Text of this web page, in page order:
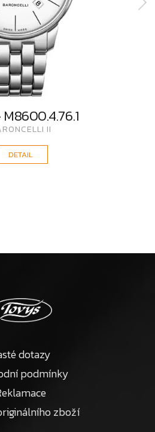
II
DETAIL
dotazy
podmínky
zboží